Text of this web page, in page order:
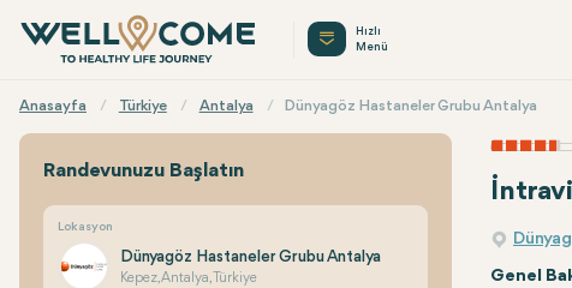
Hızlı
Menü
Anasayfa Türkiye Antalya Dünyagöz Hastaneler Grubu Antalya
Genel
Randevunuzu Başlatın
Lokasyon
Dünyagöz Hastaneler Grubu Antalya
Kepez, Antalya, Türkiye